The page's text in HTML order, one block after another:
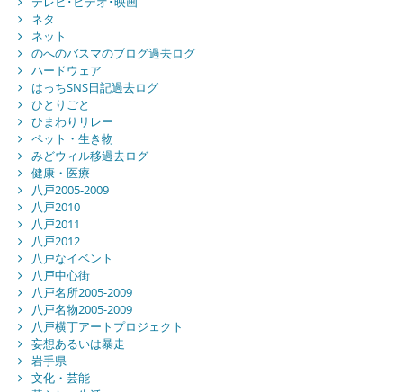
ネタ
ネット
のへのバスマのブログ過去ログ
ハードウェア
はっちSNS日記過去ログ
ひとりごと
ひまわりリレー
ペット・生き物
みどウィル移過去ログ
健康・医療
八戸2005-2009
八戸2010
八戸2011
八戸2012
八戸なイベント
八戸中心街
八戸名所2005-2009
八戸名物2005-2009
八戸横丁アートプロジェクト
妄想あるいは暴走
岩手県
文化・芸能